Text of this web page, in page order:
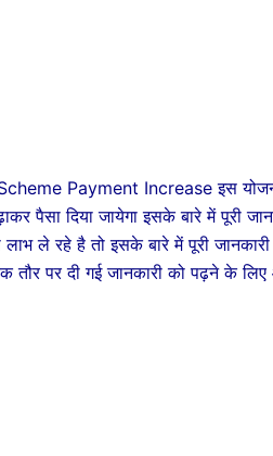
Payment Increase इस
पैसा दिया जायेगा इसके बारे में पूरी
लाभ ले रहे है तो इसके बारे में पूरी
तौर पर दी गई जानकारी को पढ़ने के